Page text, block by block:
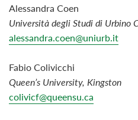
Alessandra Coen
Università degli Studi di Urbino
alessandra.coen@uniurb.it
Fabio Colivicchi
Queen’s University, Kingston
colivicf@queensu.ca